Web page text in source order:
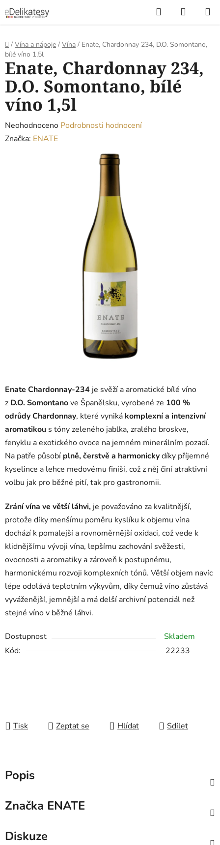
na
obsah
Hledat
KOŠÍK
Domů
/ Vína a nápoje / Vína / Enate, Chardonnay 234, D.O. Somontano,
bílé víno 1,5l
Enate Chardonnay-234 je svěží a aromatické bílé víno
z D.O. Somontanove Španělsku, vyrobené ze 100 %
odrůdy Chardonnay, které vyniká komplexní a intenzivní
aromatikou s tóny zeleného jablka, zralého broskve,
fenyklu a exotického ovoce na jemném minerálním pozadí.
Na patře působí plně, čerstvě a harmonickydíky příjemné
kyselince a lehce medovému finiši, což z něj činí atraktivní
volbu jak pro běžné pití, tak pro gastronomii.
Zrání vína ve větší láhvi, je považováno za kvalitnější,
protože díky menšímu poměru kyslíku k objemu vína
dochází k pomalejší a rovnoměrnější oxidaci, což vede k
klidnějšímu vývoji vína, lepšímu zachování svěžesti,
ovocnosti a aromatiky a zároveň k postupnému,
harmonickému rozvoji komplexních tónů. Větší objem navíc
lépe odolává teplotním výkyvům, díky čemuž víno zůstává
vyváženější, jemnější a má delší archivní potenciál než
stejné víno v běžné láhvi.
Dostupnost
Skladem
Kód:
22233
Tisk Zeptat se Hlídat Sdílet
Enate, Chardonnay 234,
D.O. Somontano, bílé
víno 1,5l
Průměrné
hodnocení
Neohodnoceno Podrobnosti hodnocení
Značka: ENATE
Popis
Značka ENATE
Diskuze